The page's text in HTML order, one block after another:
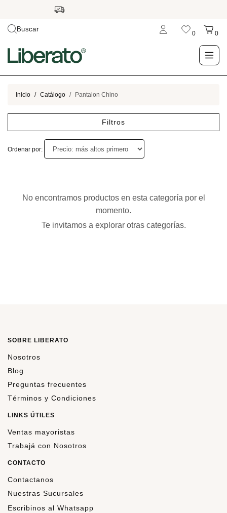
Buscar
0 0
LO NUEVO
OUTLET
Inicio Catálogo Pantalon Chino
Filtros
Ordenar por:
No encontramos productos en esta categoría por el
momento.
Te invitamos a explorar otras categorías.
SOBRE LIBERATO
Nosotros
Blog
Preguntas frecuentes
Términos y Condiciones
LINKS ÚTILES
Ventas mayoristas
Trabajá con Nosotros
CONTACTO
Contactanos
Nuestras Sucursales
Escribinos al Whatsapp